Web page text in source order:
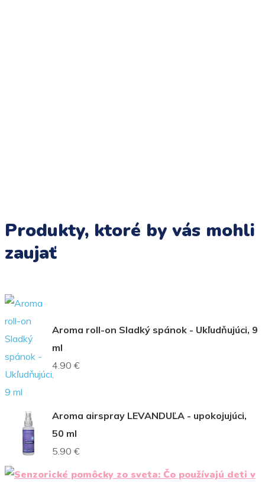
Produkty, ktoré by vás mohli
zaujať
Aroma roll-on Sladký spánok - Ukľudňujúci, 9
ml
4.90 €
Aroma airspray LEVANDUĽA - upokojujúci,
50 ml
5.90 €